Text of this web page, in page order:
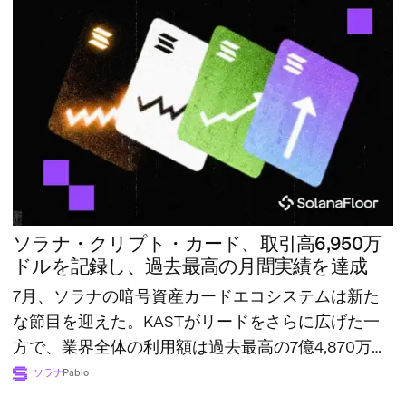
ソラナ・クリプト・カード、取引高6,950万
ドルを記録し、過去最高の月間実績を達成
7月、ソラナの暗号資産カードエコシステムは新た
な節目を迎えた。KASTがリードをさらに広げた一
方で、業界全体の利用額は過去最高の7億4,870万ド
ルに達した。
ソラナPablo